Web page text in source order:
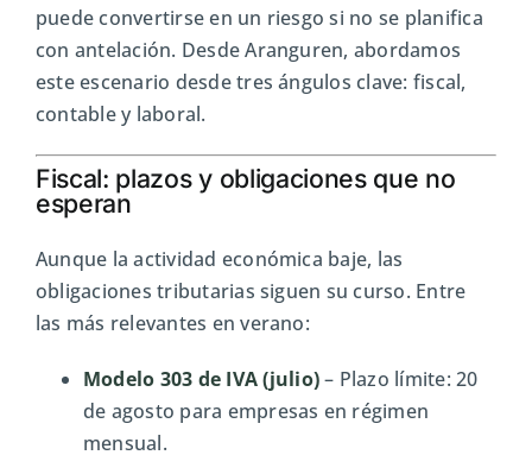
puede convertirse en un riesgo si no se planifica
con antelación. Desde Aranguren, abordamos
este escenario desde tres ángulos clave: fiscal,
contable y laboral.
Fiscal: plazos y obligaciones que no
esperan
Aunque la actividad económica baje, las
obligaciones tributarias siguen su curso. Entre
las más relevantes en verano:
Modelo 303 de IVA (julio)– Plazo límite: 20
de agosto para empresas en régimen
mensual.